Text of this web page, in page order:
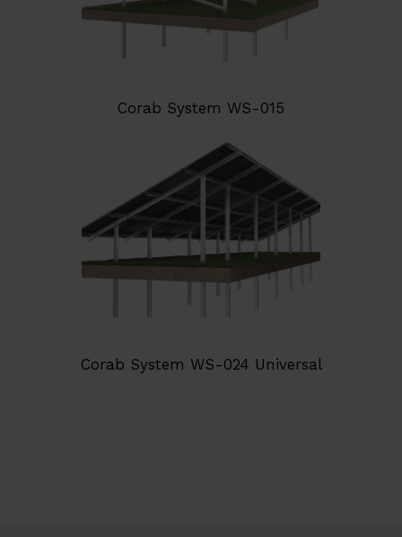
Corab System WS-015
Corab System WS-024 Universal